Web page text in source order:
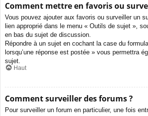
Comment mettre en favoris ou
Vous pouvez ajouter aux favoris ou surveiller un
lien approprié dans le menu « Outils de sujet »,
en bas du sujet de discussion.
Répondre à un sujet en cochant la case du
lorsqu’une réponse est postée » vous permettra
sujet.
Haut
Comment surveiller des forums ?
Pour surveiller un forum en particulier, une fois